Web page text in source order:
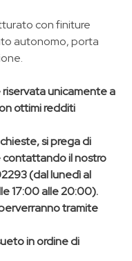
con finiture
autonomo, porta
unicamente a
ottimi redditi
si prega di
contattando il nostro
(dal lunedì al
17:00 alle 20:00).
tramite
in ordine di